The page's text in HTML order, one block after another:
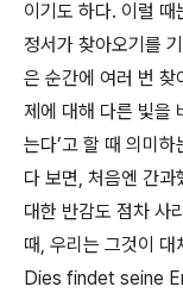
이기도 하다. 이럴 때
정서가 찾아오기를
은 순간에 여러 번 찾
제에 대해 다른 빛을
는다’고 할 때 의미하
다 보면, 처음엔 간과
대한 반감도 점차 사
때, 우리는 그것이 대
Dies findet seine